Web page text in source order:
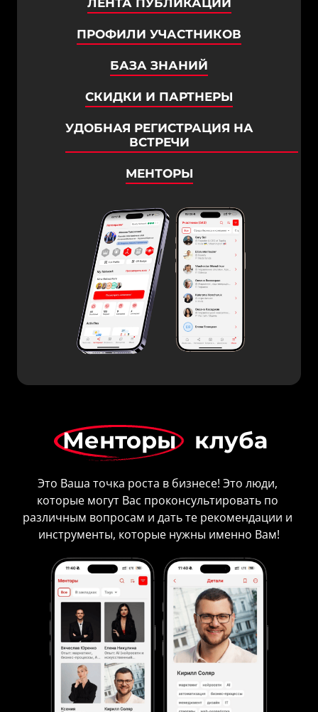
ПРОФИЛИ УЧАСТНИКОВ
БАЗА ЗНАНИЙ
СКИДКИ И ПАРТНЕРЫ
УДОБНАЯ РЕГИСТРАЦИЯ НА
ВСТРЕЧИ
МЕНТОРЫ
Менторы клуба
Это Ваша точка роста в бизнесе! Это люди,
которые могут Вас проконсультировать по
различным вопросам и дать те рекомендации и
инструменты, которые нужны именно Вам!